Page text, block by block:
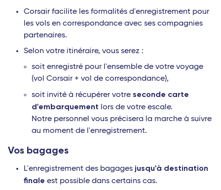
Corsair facilite les formalités d'enregistrement pour
les vols en correspondance avec ses compagnies
partenaires.
Selon votre itinéraire, vous serez :
soit enregistré pour l'ensemble de votre voyage
(vol Corsair + vol de correspondance),
soit invité à récupérer votre seconde carte
d'embarquement lors de votre escale.
Notre personnel vous précisera la marche à suivre
au moment de l'enregistrement.
Vos bagages
L'enregistrement des bagages jusqu'à destination
finale est possible dans certains cas.